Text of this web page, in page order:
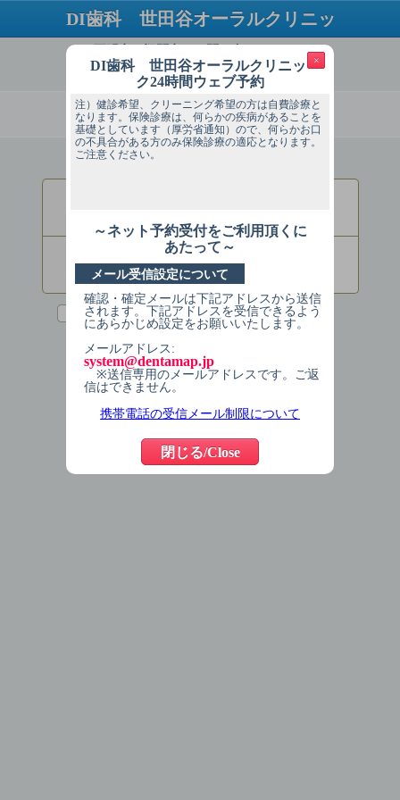
DI歯科 世田谷オーラルクリニック
ご不明点・疑問点はお問い合わせください
TEL：03-5799-4118
必ずお読みください
ログインしてください
Patient ID
Date of Birth (入力例：2013年1月1日→20130101)
次回からの入力を省略する
ログインする/Login
×
DI歯科 世田谷オーラルクリニッ
ク24時間ウェブ予約
注）健診希望、クリーニング希望の方は自費診療と
なります。保険診療は、何らかの疾病があることを
基礎としています（厚労省通知）ので、何らかお口
の不具合がある方のみ保険診療の適応となります。
ご注意ください。
～ネット予約受付をご利用頂くに
あたって～
メール受信設定について
確認・確定メールは下記アドレスから送信
されます。下記アドレスを受信できるよう
にあらかじめ設定をお願いいたします。
メールアドレス:
system@dentamap.jp
※送信専用のメールアドレスです。ご返
信はできません。
携帯電話の受信メール制限について
閉じる/Close